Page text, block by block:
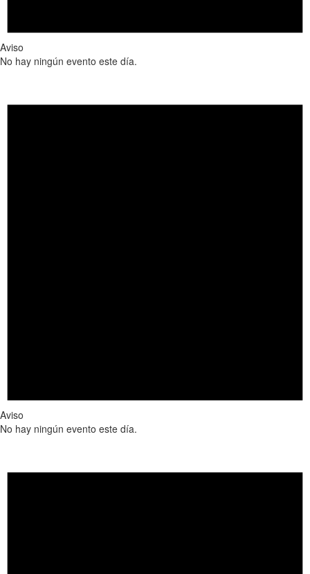
Aviso
No hay ningún evento este día.
Aviso
No hay ningún evento este día.